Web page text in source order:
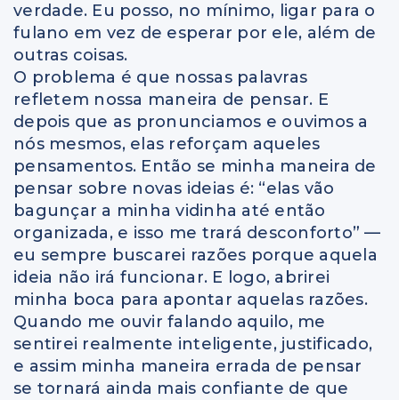
verdade. Eu posso, no mínimo, ligar para o
fulano em vez de esperar por ele, além de
outras coisas.
O problema é que nossas palavras
refletem nossa maneira de pensar. E
depois que as pronunciamos e ouvimos a
nós mesmos, elas reforçam aqueles
pensamentos. Então se minha maneira de
pensar sobre novas ideias é: “elas vão
bagunçar a minha vidinha até então
organizada, e isso me trará desconforto” —
eu sempre buscarei razões porque aquela
ideia não irá funcionar. E logo, abrirei
minha boca para apontar aquelas razões.
Quando me ouvir falando aquilo, me
sentirei realmente inteligente, justificado,
e assim minha maneira errada de pensar
se tornará ainda mais confiante de que